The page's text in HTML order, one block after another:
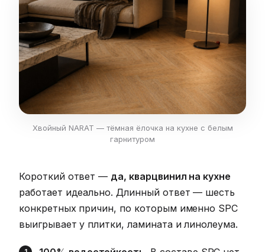
Хвойный NARAT — тёмная ёлочка на кухне с белым
гарнитуром
Короткий ответ — да, кварцвинил на кухне
работает идеально. Длинный ответ — шесть
конкретных причин, по которым именно SPC
выигрывает у плитки, ламината и линолеума.